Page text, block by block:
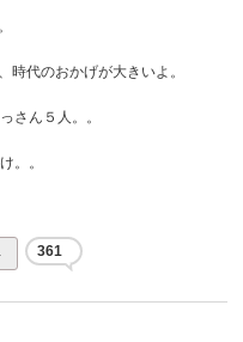
時代のおかげが大きいよ。
さん５人。。
。。
361